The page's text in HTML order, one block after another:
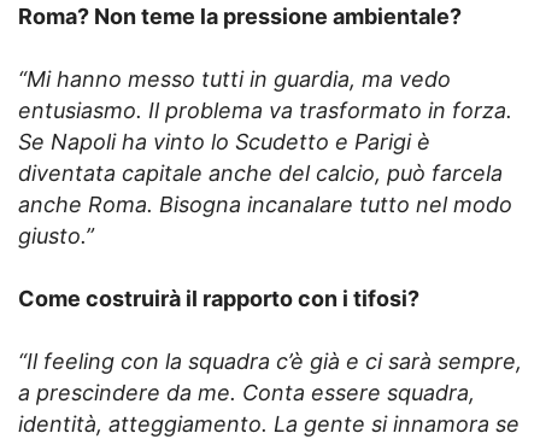
Roma? Non teme la pressione ambientale?
“Mi hanno messo tutti in guardia, ma vedo
entusiasmo. Il problema va trasformato in forza.
Se Napoli ha vinto lo Scudetto e Parigi è
diventata capitale anche del calcio, può farcela
anche Roma. Bisogna incanalare tutto nel modo
giusto.”
Come costruirà il rapporto con i tifosi?
“Il feeling con la squadra c’è già e ci sarà sempre,
a prescindere da me. Conta essere squadra,
identità, atteggiamento. La gente si innamora se